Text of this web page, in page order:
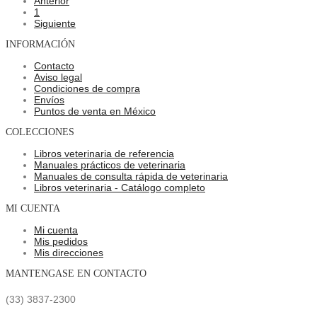
1
Siguiente
INFORMACIÓN
Contacto
Aviso legal
Condiciones de compra
Envíos
Puntos de venta en México
COLECCIONES
Libros veterinaria de referencia
Manuales prácticos de veterinaria
Manuales de consulta rápida de veterinaria
Libros veterinaria - Catálogo completo
MI CUENTA
Mi cuenta
Mis pedidos
Mis direcciones
MANTENGASE EN CONTACTO
(33) 3837-2300